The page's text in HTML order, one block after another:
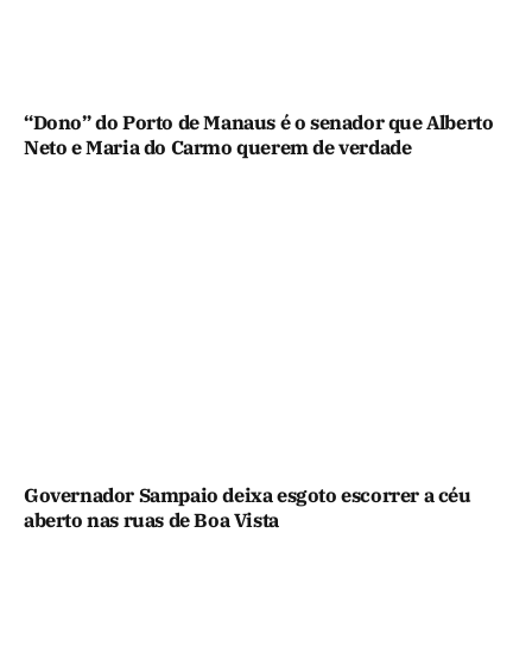
“Dono” do Porto de Manaus é o senador que Alberto
Neto e Maria do Carmo querem de verdade
Governador Sampaio deixa esgoto escorrer a céu
aberto nas ruas de Boa Vista